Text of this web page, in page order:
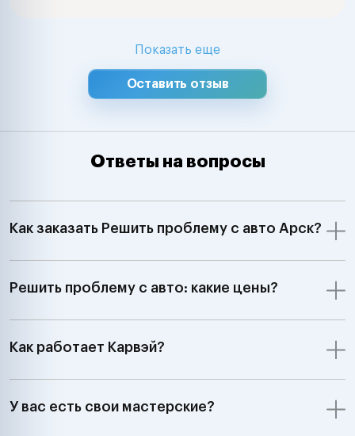
Показать еще
Оставить отзыв
Ответы на вопросы
Как заказать Решить проблему с авто Арск?
Решить проблему с авто: какие цены?
Как работает Карвэй?
У вас есть свои мастерские?